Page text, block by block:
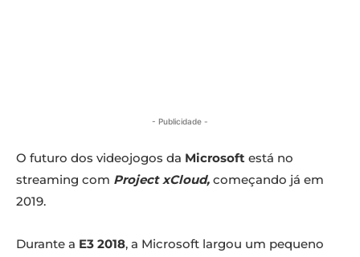
- Publicidade -
O futuro dos videojogos da Microsoft está no
streaming com Project xCloud, começando já em
2019.
Durante a E3 2018, a Microsoft largou um pequeno